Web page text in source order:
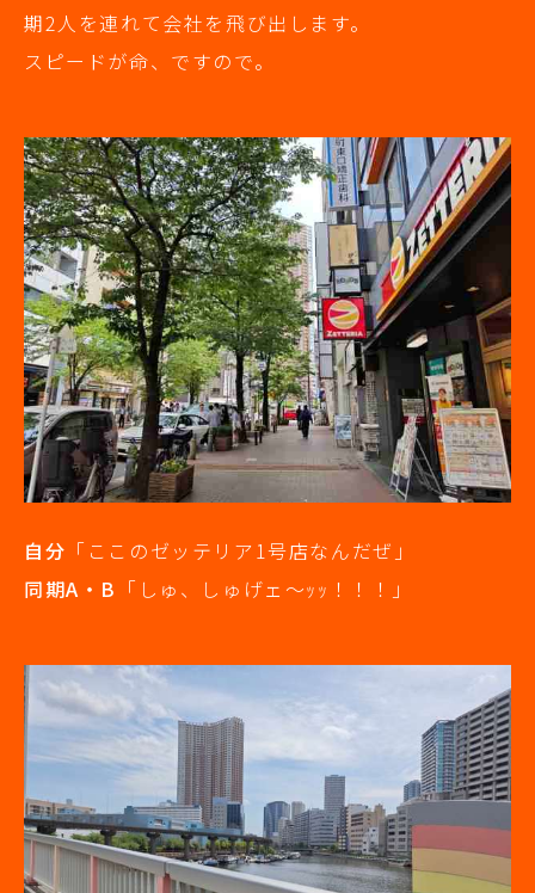
期2人を連れて会社を飛び出します。
スピードが命、ですので。
自分 「ここのゼッテリア1号店なんだぜ」
同期A・B 「しゅ、しゅげェ～ｯｯ！！！」